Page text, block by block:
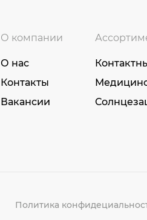
О компании
О нас
Контакты
Вакансии
Политика